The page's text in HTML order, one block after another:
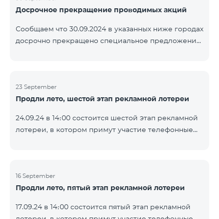
помощью генератора случайных чисел. Следите за
YouTube. Подробнее:
https://www.telecomarmenia.am/ru/B2S
Досрочное прекращение проводимых акций
Сообщаем что 30.09.2024 в указанных ниже городах
досрочно прекращено специальное предложение,
9900. Вайк Чаренцаван Ванадзор
23 September
Продли лето, шестой этап рекламной лотереи
24.09.24 в 14։00 состоится шестой этап рекламной
лотереи, в котором примут участие телефонные
Выигравшие номера телефонов будут выбраны с
помощью генератора случайных чисел. Следите за
YouTube. Подробнее:
16 September
Продли лето, пятый этап рекламной лотереи
17.09.24 в 14։00 состоится пятый этап рекламной